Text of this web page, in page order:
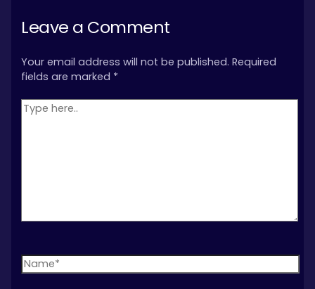
Leave a Comment
Your email address will not be published. Required
fields are marked *
Type
Name*